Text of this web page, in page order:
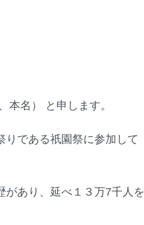
名） と申します。
りである祇園祭に参加して
あり、延べ１３万7千人を